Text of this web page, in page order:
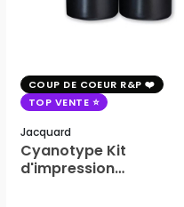
COUP DE COEUR R&P
TOP VENTE
Jacquard
Cyanotype Kit
d'impression